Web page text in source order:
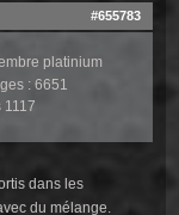
#655783
platinium
: 6651
1117
dans les
du mélange.